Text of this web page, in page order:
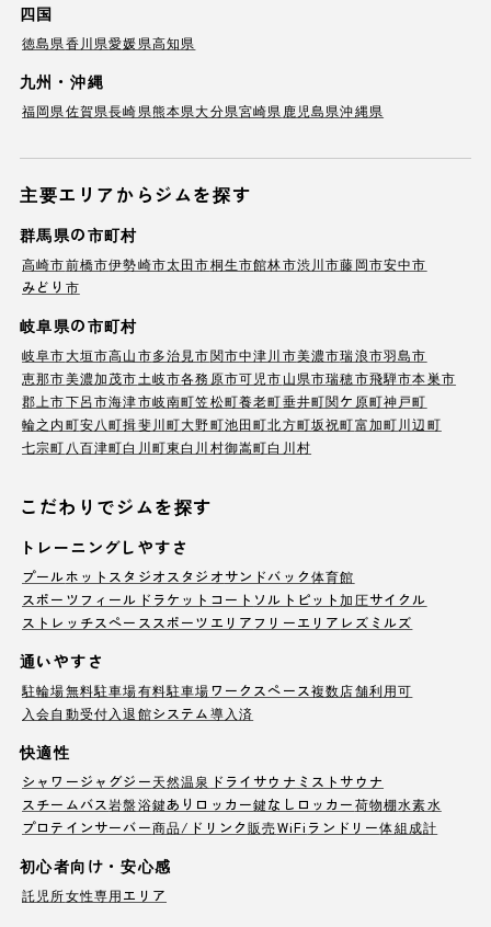
四国
徳島県香川県愛媛県高知県
九州・沖縄
福岡県佐賀県長崎県熊本県大分県宮崎県 鹿児島県沖縄県
主要エリアからジムを探す
群馬県の市町村
高崎市前橋市伊勢崎市太田市桐生市館林市渋川市藤岡市安中市
みどり市
岐阜県の市町村
岐阜市大垣市高山市多治見市関市中津川市美濃市瑞浪市羽島市
恵那市美濃加茂市土岐市各務原市可児市山県市瑞穂市飛騨市本巣市
郡上市下呂市海津市岐南町笠松町養老町垂井町関ケ原町神戸町
輪之内町安八町揖斐川町大野町池田町北方町坂祝町富加町川辺町
七宗町 八百津町白川町東白川村御嵩町白川村
こだわりでジムを探す
トレーニングしやすさ
プールホットスタジオ スタジオサンドバック体育館
スポーツフィールド ラケットコート ソルトピット加圧サイクル
ストレッチスペース スポーツエリア フリーエリア レズミルズ
通いやすさ
駐輪場無料駐車場有料駐車場ワークスペース複数店舗利用可
入会自動受付 入退館システム導入済
快適性
シャワージャグジー天然温泉 ドライサウナ ミストサウナ
スチームバス岩盤浴鍵ありロッカー鍵なしロッカー荷物棚水素水
プロテインサーバー商品/ドリンク販売WiFi ランドリー体組成計
初心者向け・安心感
託児所女性専用エリア